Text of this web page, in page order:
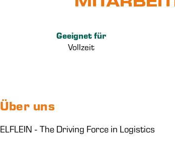
Geeignet für
Vollzeit
Über uns
ELFLEIN - The Driving Force in Logistics